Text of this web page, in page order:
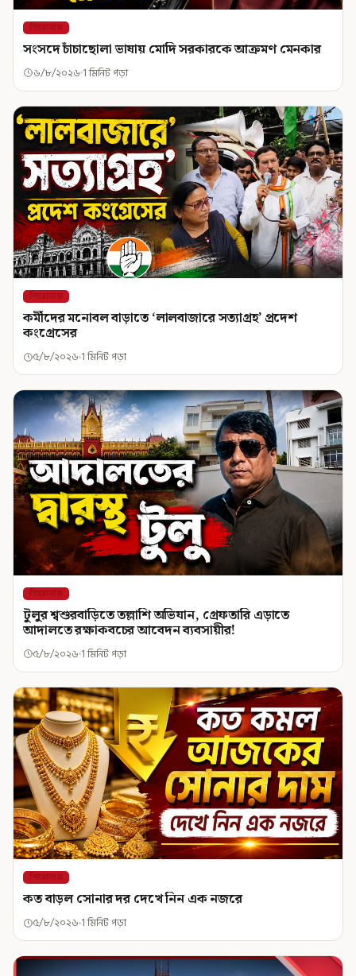
শিরোনাম
সংসদে চাঁচাছোলা ভাষায় মোদি সরকারকে আক্রমণ মেনকার
৬/৮/২০২৬ 1 মিনিট পড়া
শিরোনাম
কর্মীদের মনোবল বাড়াতে ‘লালবাজারে সত্যাগ্রহ’ প্রদেশ
কংগ্রেসের
৫/৮/২০২৬ 1 মিনিট পড়া
শিরোনাম
টুলুর শ্বশুরবাড়িতে তল্লাশি অভিযান, গ্রেফতারি এড়াতে
আদালতে রক্ষাকবচের আবেদন ব্যবসায়ীর!
৫/৮/২০২৬ 1 মিনিট পড়া
শিরোনাম
কত বাড়ল সোনার দর দেখে নিন এক নজরে
৫/৮/২০২৬ 1 মিনিট পড়া